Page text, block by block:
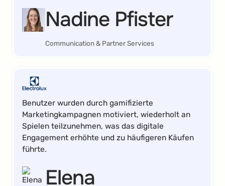
Nadine Pfister
Communication & Partner Services
Benutzer wurden durch gamifizierte
Marketingkampagnen motiviert, wiederholt an
Spielen teilzunehmen, was das digitale
Engagement erhöhte und zu häufigeren Käufen
führte.
Elena